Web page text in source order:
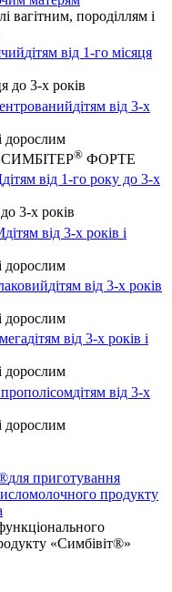
вагітним, породіллям і
дітям від 1-го місяця
до 3-х років
дітям від 3-х
дорослим
® ФОРТЕ
дітям від 1-го року до 3-х
3-х років
дітям від 3-х років і
дорослим
дітям від 3-х років
дорослим
дітям від 3-х років і
дорослим
дітям від 3-х
дорослим
для приготування
продукту
«Симбівіт®»